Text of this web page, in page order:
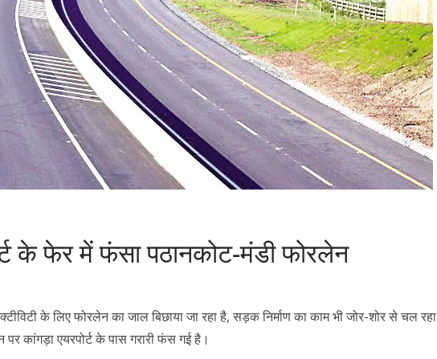
के फेर में फंसा पठानकोट-मंडी फोरलेन
के लिए फोरलेन का जाल बिछाया जा रहा है, सड़क निर्माण का काम भी जोर-शोर से चल रहा
कांगड़ा एयरपोर्ट के पास गरारी फंस गई है।